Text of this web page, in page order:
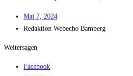
Mai 7, 2024
Redak­ti­on Web­echo Bamberg
Weitersagen
Facebook